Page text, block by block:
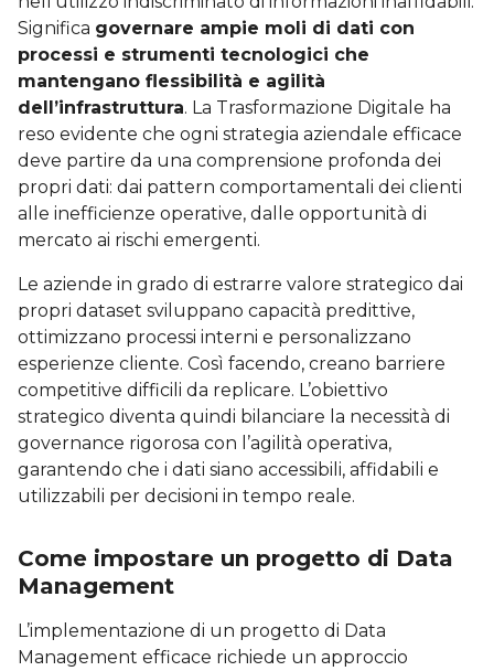
Significa governare ampie moli di dati con
processi e strumenti tecnologici che
mantengano flessibilità e agilità
dell’infrastruttura. La Trasformazione Digitale ha
reso evidente che ogni strategia aziendale efficace
deve partire da una comprensione profonda dei
propri dati: dai pattern comportamentali dei clienti
alle inefficienze operative, dalle opportunità di
mercato ai rischi emergenti.
Le aziende in grado di estrarre valore strategico dai
propri dataset sviluppano capacità predittive,
ottimizzano processi interni e personalizzano
esperienze cliente. Così facendo, creano barriere
competitive difficili da replicare. L’obiettivo
strategico diventa quindi bilanciare la necessità di
governance rigorosa con l’agilità operativa,
garantendo che i dati siano accessibili, affidabili e
utilizzabili per decisioni in tempo reale.
Come impostare un progetto di Data
Management
L’implementazione di un progetto di Data
Management efficace richiede un approccio